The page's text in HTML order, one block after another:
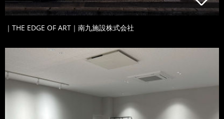
｜THE EDGE OF ART｜南九施設株式会社